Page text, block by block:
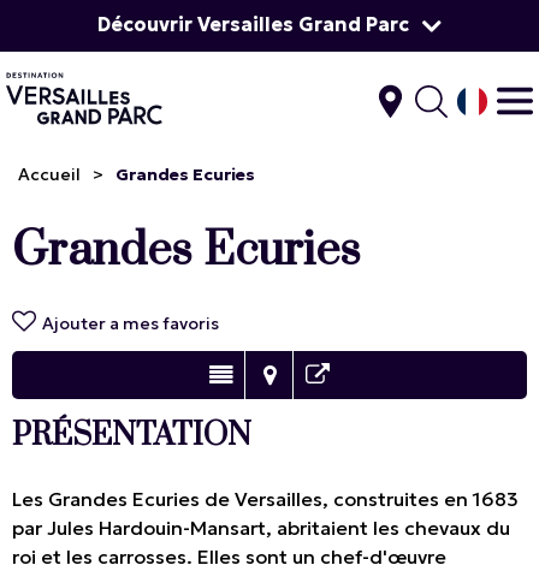
Découvrir Versailles Grand Parc
Accueil > Grandes Ecuries
Grandes Ecuries
Ajouter a mes favoris
PRÉSENTATION
Les Grandes Ecuries de Versailles, construites en 1683
par Jules Hardouin-Mansart, abritaient les chevaux du
roi et les carrosses. Elles sont un chef-d'œuvre